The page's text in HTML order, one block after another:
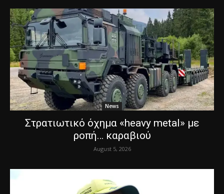
News
Στρατιωτικό όχημα «heavy metal» με
ροπή… καραβιού
August 5, 2026